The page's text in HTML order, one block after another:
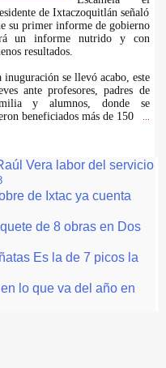
de Ixtaczoquitlán señaló
su primer informe de gobierno
un informe nutrido y con
resultados.
inuguración se llevó acabo, este
ante profesores, padres de
y alumnos, donde se
beneficiados más de 150
Vera labor del servicio
de Ixtac ya cuenta
de 8 obras en Dos
Es la de 7 picos la
lo que va del año en